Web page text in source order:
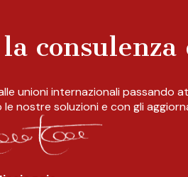
unioni internazionali passando
nostre soluzioni e con gli